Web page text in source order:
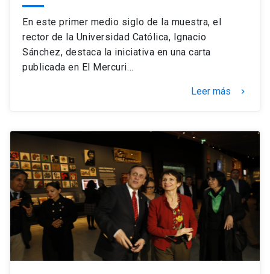
En este primer medio siglo de la muestra, el
rector de la Universidad Católica, Ignacio
Sánchez, destaca la iniciativa en una carta
publicada en El Mercuri…
Leer más keyboard_arrow_right